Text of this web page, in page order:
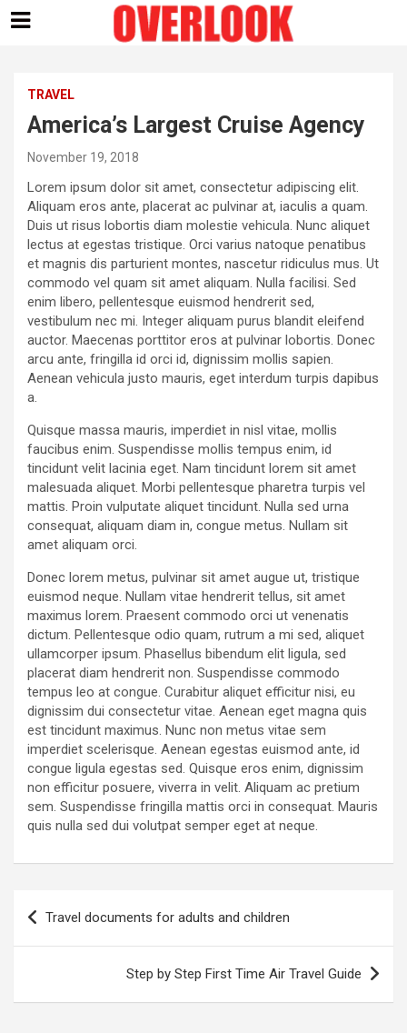
contentTRAVEL
America’s Largest Cruise Agency
November 19, 2018
Lorem ipsum dolor sit amet, consectetur adipiscing elit.
Aliquam eros ante, placerat ac pulvinar at, iaculis a quam.
Duis ut risus lobortis diam molestie vehicula. Nunc aliquet
lectus at egestas tristique. Orci varius natoque penatibus
et magnis dis parturient montes, nascetur ridiculus mus. Ut
commodo vel quam sit amet aliquam. Nulla facilisi. Sed
enim libero, pellentesque euismod hendrerit sed,
vestibulum nec mi. Integer aliquam purus blandit eleifend
auctor. Maecenas porttitor eros at pulvinar lobortis. Donec
arcu ante, fringilla id orci id, dignissim mollis sapien.
Aenean vehicula justo mauris, eget interdum turpis dapibus
a.
Quisque massa mauris, imperdiet in nisl vitae, mollis
faucibus enim. Suspendisse mollis tempus enim, id
tincidunt velit lacinia eget. Nam tincidunt lorem sit amet
malesuada aliquet. Morbi pellentesque pharetra turpis vel
mattis. Proin vulputate aliquet tincidunt. Nulla sed urna
consequat, aliquam diam in, congue metus. Nullam sit
amet aliquam orci.
Donec lorem metus, pulvinar sit amet augue ut, tristique
euismod neque. Nullam vitae hendrerit tellus, sit amet
maximus lorem. Praesent commodo orci ut venenatis
dictum. Pellentesque odio quam, rutrum a mi sed, aliquet
ullamcorper ipsum. Phasellus bibendum elit ligula, sed
placerat diam hendrerit non. Suspendisse commodo
tempus leo at congue. Curabitur aliquet efficitur nisi, eu
dignissim dui consectetur vitae. Aenean eget magna quis
est tincidunt maximus. Nunc non metus vitae sem
imperdiet scelerisque. Aenean egestas euismod ante, id
congue ligula egestas sed. Quisque eros enim, dignissim
non efficitur posuere, viverra in velit. Aliquam ac pretium
sem. Suspendisse fringilla mattis orci in consequat. Mauris
quis nulla sed dui volutpat semper eget at neque.
Post
navigation
Travel documents for adults and children
Step by Step First Time Air Travel Guide